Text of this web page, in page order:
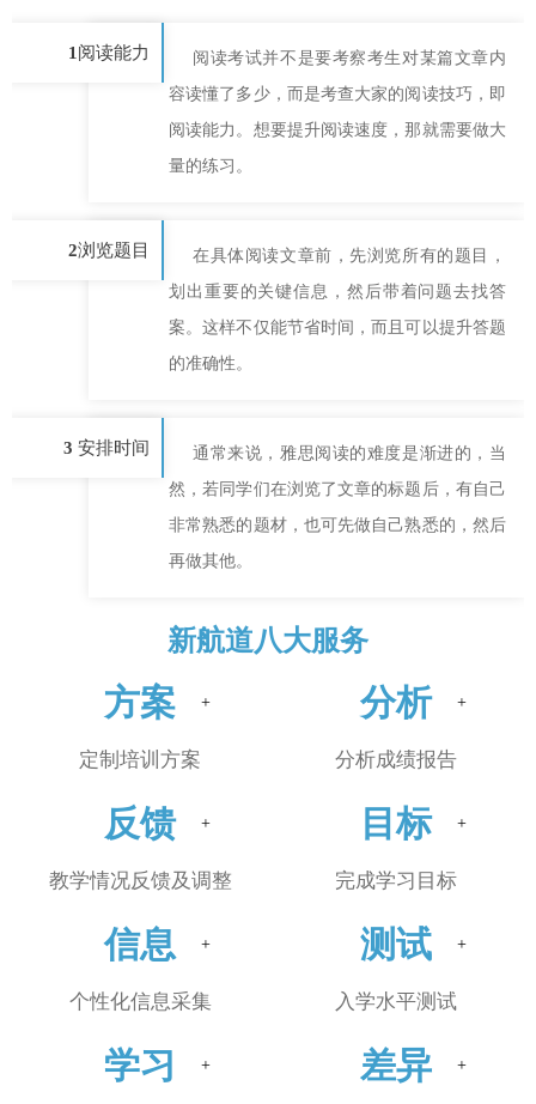
1阅读能力
阅读考试并不是要考察考生对某篇文章内
容读懂了多少，而是考查大家的阅读技巧，即
阅读能力。想要提升阅读速度，那就需要做大
量的练习。
2浏览题目
在具体阅读文章前，先浏览所有的题目，
划出重要的关键信息，然后带着问题去找答
案。这样不仅能节省时间，而且可以提升答题
的准确性。
3 安排时间
通常来说，雅思阅读的难度是渐进的，当
然，若同学们在浏览了文章的标题后，有自己
非常熟悉的题材，也可先做自己熟悉的，然后
再做其他。
新航道八大服务
方案
定制培训方案
分析
分析成绩报告
反馈
教学情况反馈及调整
目标
完成学习目标
信息
个性化信息采集
测试
入学水平测试
学习 差异